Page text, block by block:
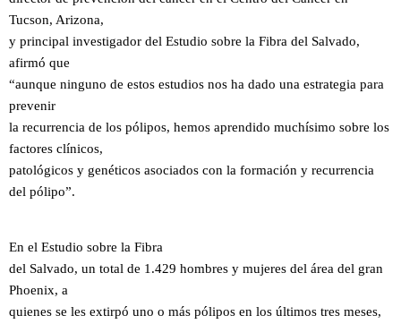
Tucson, Arizona,
y principal investigador del Estudio sobre la Fibra del Salvado,
afirmó que
“aunque ninguno de estos estudios nos ha dado una estrategia para
prevenir
la recurrencia de los pólipos, hemos aprendido muchísimo sobre los
factores clínicos,
patológicos y genéticos asociados con la formación y recurrencia
del pólipo”.
En el Estudio sobre la Fibra
del Salvado, un total de 1.429 hombres y mujeres del área del gran
Phoenix, a
quienes se les extirpó uno o más pólipos en los últimos tres meses,